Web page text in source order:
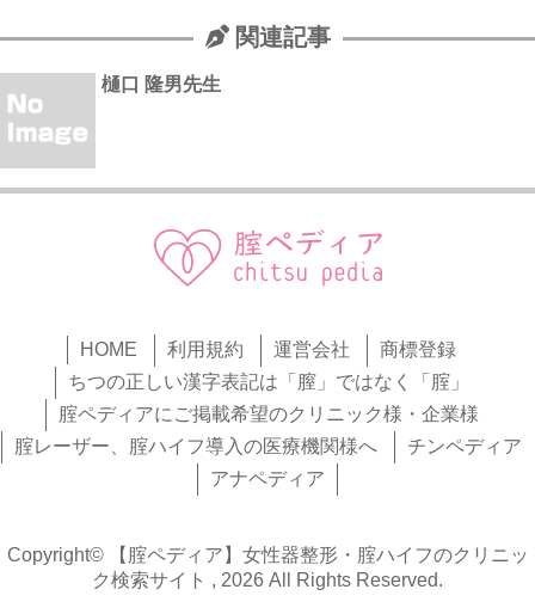
関連記事
樋口 隆男先生
HOME 利用規約 運営会社
商標登録
ちつの正しい漢字表記は「膣」ではなく「腟」
腟ペディアにご掲載希望のクリニック様・企業様
腟レーザー、腟ハイフ導入の医療機関様へ
チンペディア
アナペディア
Copyright© 【腟ペディア】女性器整形・腟ハイフのクリニッ
ク検索サイト , 2026 All Rights Reserved.